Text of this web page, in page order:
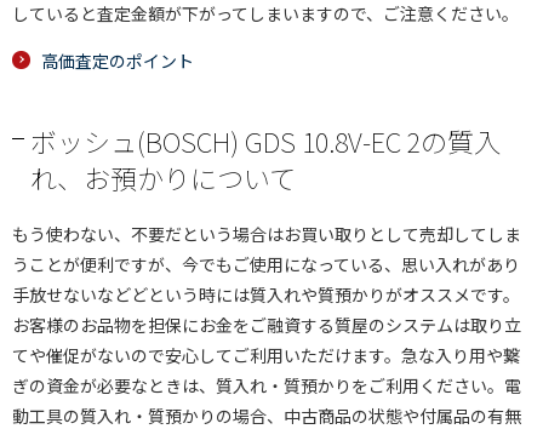
していると査定金額が下がってしまいますので、ご注意ください。
高価査定のポイント
ボッシュ(BOSCH) GDS 10.8V-EC 2の質入
れ、お預かりについて
もう使わない、不要だという場合はお買い取りとして売却してしま
うことが便利ですが、今でもご使用になっている、思い入れがあり
手放せないなどどという時には質入れや質預かりがオススメです。
お客様のお品物を担保にお金をご融資する質屋のシステムは取り立
てや催促がないので安心してご利用いただけます。急な入り用や繋
ぎの資金が必要なときは、質入れ・質預かりをご利用ください。電
動工具の質入れ・質預かりの場合、中古商品の状態や付属品の有無